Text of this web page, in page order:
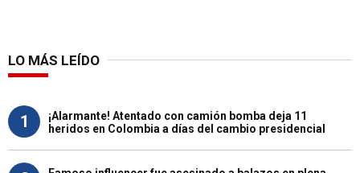
LO MÁS LEÍDO
1
¡Alarmante! Atentado con camión bomba deja 11
heridos en Colombia a días del cambio presidencial